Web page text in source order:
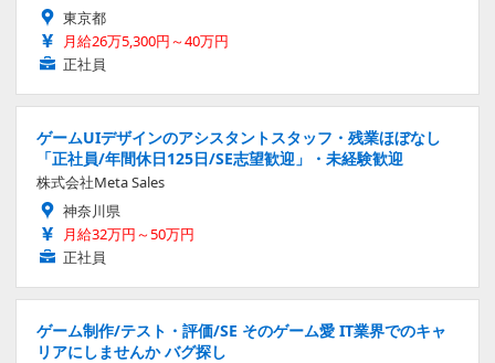
東京都
月給26万5,300円～40万円
正社員
ゲームUIデザインのアシスタントスタッフ・残業ほぼなし
「正社員/年間休日125日/SE志望歓迎」・未経験歓迎
株式会社Meta Sales
神奈川県
月給32万円～50万円
正社員
ゲーム制作/テスト・評価/SE そのゲーム愛 IT業界でのキャ
リアにしませんか バグ探し